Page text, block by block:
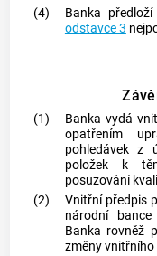
(4)
Banka
odstavce 3
(1)
Banka vydá
opatřením
pohledávek z
položek k
posuzování
(2)
Vnitřní předpis
národní
Banka rovněž
změny vnitřního